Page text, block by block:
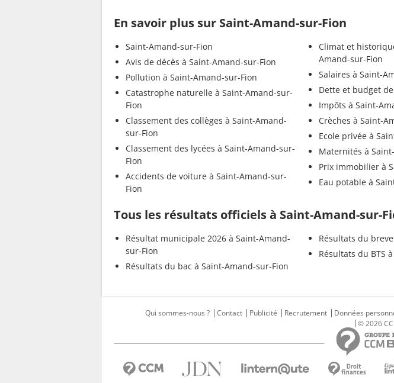
En savoir plus sur Saint-Amand-sur-Fion
Saint-Amand-sur-Fion
Avis de décès à Saint-Amand-sur-Fion
Pollution à Saint-Amand-sur-Fion
Catastrophe naturelle à Saint-Amand-sur-
Fion
Classement des collèges à Saint-Amand-
sur-Fion
Classement des lycées à Saint-Amand-sur-
Fion
Accidents de voiture à Saint-Amand-sur-
Fion
Climat et
Amand-sur-Fion
Salaires à Saint-
Dette et budget
Impôts à Saint-
Crèches à Saint-
Ecole privée à
Maternités à
Prix immobilier à
Eau potable à
Tous les résultats officiels à Saint-Amand-sur-
Résultat municipale 2026 à Saint-Amand-
sur-Fion
Résultats du bac à Saint-Amand-sur-Fion
Résultats du
Résultats du BTS
Qui sommes-nous ? Contact Publicité Recrutement Données
© 2026